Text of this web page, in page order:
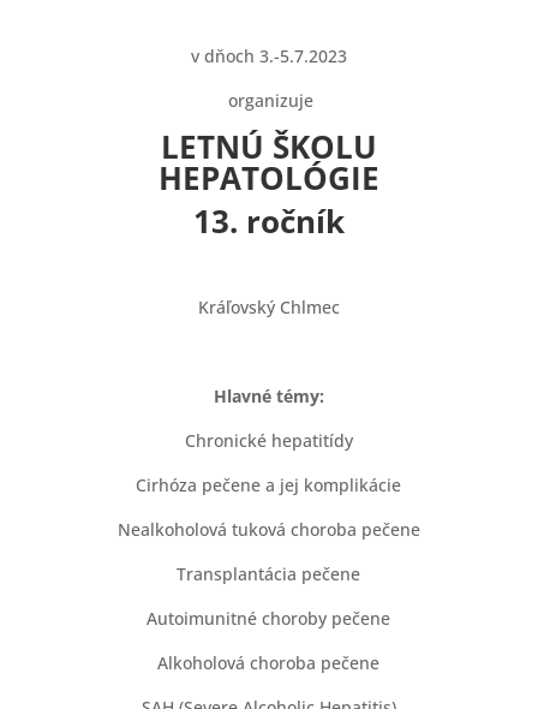
v dňoch 3.-5.7.2023
organizuje
LETNÚ ŠKOLU
HEPATOLÓGIE
13. ročník
Kráľovský Chlmec
Hlavné témy:
Chronické hepatitídy
Cirhóza pečene a jej komplikácie
Nealkoholová tuková choroba pečene
Transplantácia pečene
Autoimunitné choroby pečene
Alkoholová choroba pečene